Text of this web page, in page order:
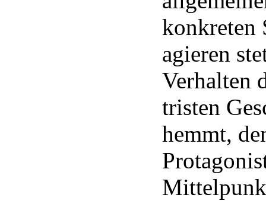
konkreten
agieren
Verhalten
tristen
hemmt,